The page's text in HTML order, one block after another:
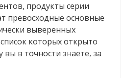
продукты серии
превосходные основные
выверенных
которых открыто
вы в точности знаете, за